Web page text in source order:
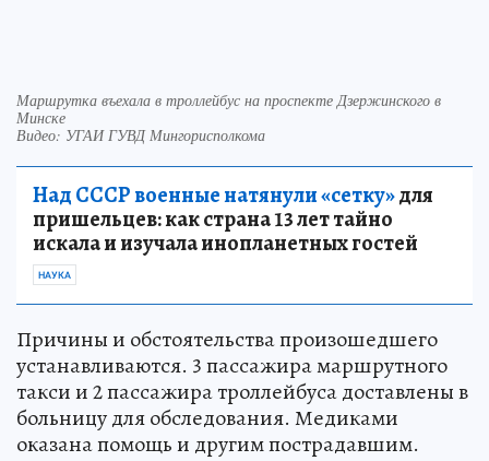
Маршрутка въехала в троллейбус на проспекте Дзержинского в
Минске
Видео: УГАИ ГУВД Мингорисполкома
Над СССР военные натянули «сетку»для
пришельцев: как страна 13 лет тайно
искала и изучала инопланетных гостей
НАУКА
Причины и обстоятельства произошедшего
устанавливаются. 3 пассажира маршрутного
такси и 2 пассажира троллейбуса доставлены в
больницу для обследования. Медиками
оказана помощь и другим пострадавшим.